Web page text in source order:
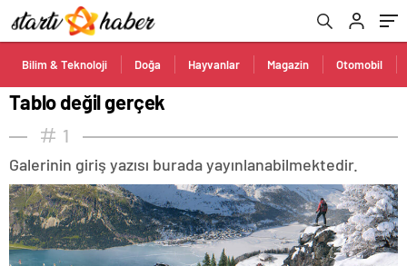
Bilim & Teknoloji Doğa Hayvanlar Magazin Otomobil
Tablo değil gerçek
1
Galerinin giriş yazısı burada yayınlanabilmektedir.